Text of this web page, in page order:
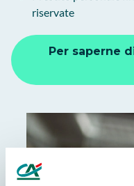
riservate
Per saperne